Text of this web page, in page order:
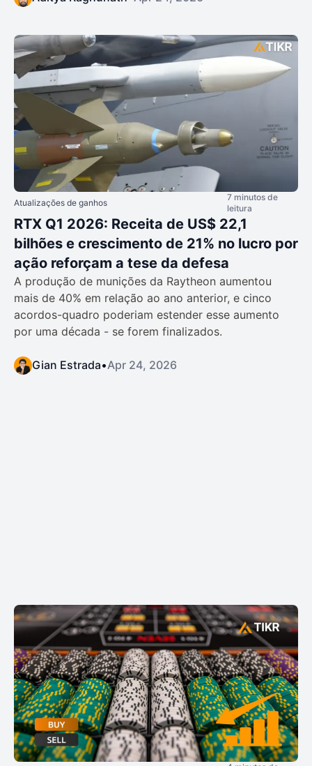
Atualizações de ganhos
7 minutos de
leitura
RTX Q1 2026: Receita de US$ 22,1
bilhões e crescimento de 21% no lucro por
ação reforçam a tese da defesa
A produção de munições da Raytheon aumentou
mais de 40% em relação ao ano anterior, e cinco
acordos-quadro poderiam estender esse aumento
por uma década - se forem finalizados.
Gian Estrada•Apr 24, 2026